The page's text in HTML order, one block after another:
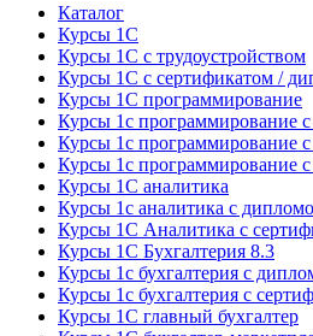
Каталог
Курсы 1С
Курсы 1С с трудоустройством
Курсы 1С с сертификатом /
Курсы 1С программирование
Курсы 1с программирование с
Курсы 1с программирование
Курсы 1с программирование
Курсы 1С аналитика
Курсы 1с аналитика с
Курсы 1С Аналитика с
Курсы 1С Бухгалтерия 8.3
Курсы 1с бухгалтерия с
Курсы 1с бухгалтерия с
Курсы 1С главный бухгалтер